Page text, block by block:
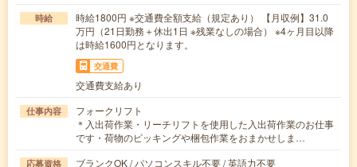
時給
時給1800円 ※交通費全額支給（規定あり） 【月収例】31.0
万円（21日勤務＋休出1日 ※残業なしの場合） ※4ヶ月目以降
は時給1600円となります。
交通費
交通費支給あり
仕事内容
フォークリフト
＊入出荷作業・リーチリフトを使用した入出荷作業のお仕事
です・荷物のピッキングや梱包作業をおまかせしま…
応募資格
ブランクOK / パソコンスキル不要 / 英語力不要